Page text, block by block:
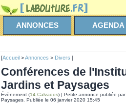
ANNONCES AGENDA
[Accueil >Annonces > Divers ]
Conférences de l'Institut Européen des
Jardins et Paysages
Évènement (14 Calvados) | Petite annonce publiée
Paysages. Publiée le 06 janvier 2020 15:45